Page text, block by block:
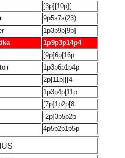
[3p][10p][
9p5s7s(23)
1p3p9p[9p]
1p9p3p14p4
[9p]6p[16p
1p3p6p1p4p
2p[11p][[4
1p3p4p[11p
[7p]1p2p[8
[2p]3p5p2p
4p5p2p1p5p